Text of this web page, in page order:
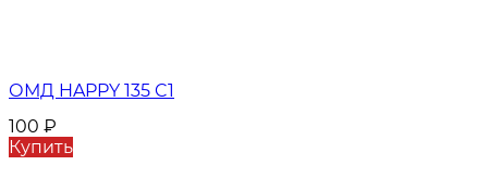
ОМД HAPPY 135 C1
100 ₽
Купить